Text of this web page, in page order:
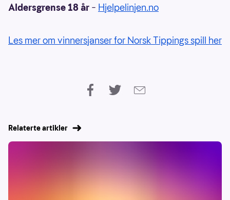
Aldersgrense 18 år – Hjelpelinjen.no
Les mer om vinnersjanser for Norsk Tippings spill her
Relaterte artikler